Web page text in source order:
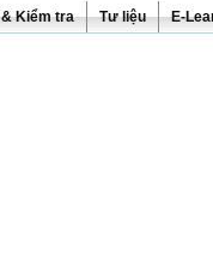
Kiểm tra Tư liệu E-